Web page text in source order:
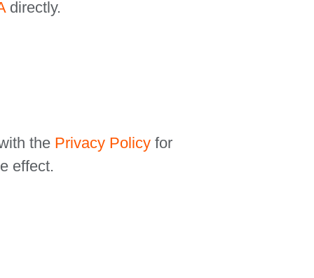
directly.
the Privacy Policyfor
effect.